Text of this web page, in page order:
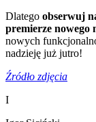
Dlatego obserwuj
premierze nowego
nowych
nadzieję już jutro!
Źródło zdjęcia
I